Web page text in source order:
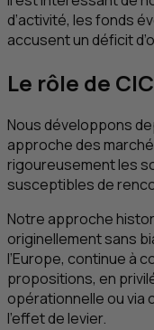
d’activité, les fonds
accusent un déficit
Le rôle de CIC
Nous développons
approche des
rigoureusement les
susceptibles de
Notre approche
originellement sans
l’Europe, continue à
propositions, en
opérationnelle ou via
l’effet de levier.